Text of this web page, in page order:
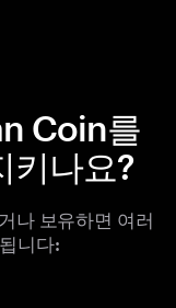
Coin를
키나요?
나 보유하면 여러
니다: